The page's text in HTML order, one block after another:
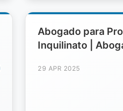
Abogado para
Inquilinato |
29 APR 2025